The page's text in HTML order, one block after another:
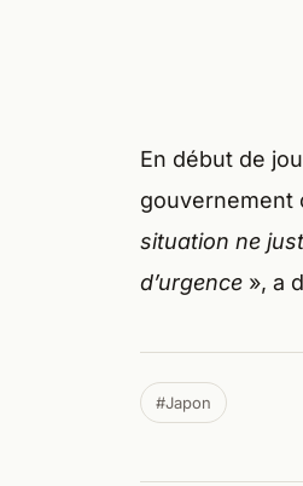
En début de
gouvernement
situation ne
d’urgence », a
#Japon